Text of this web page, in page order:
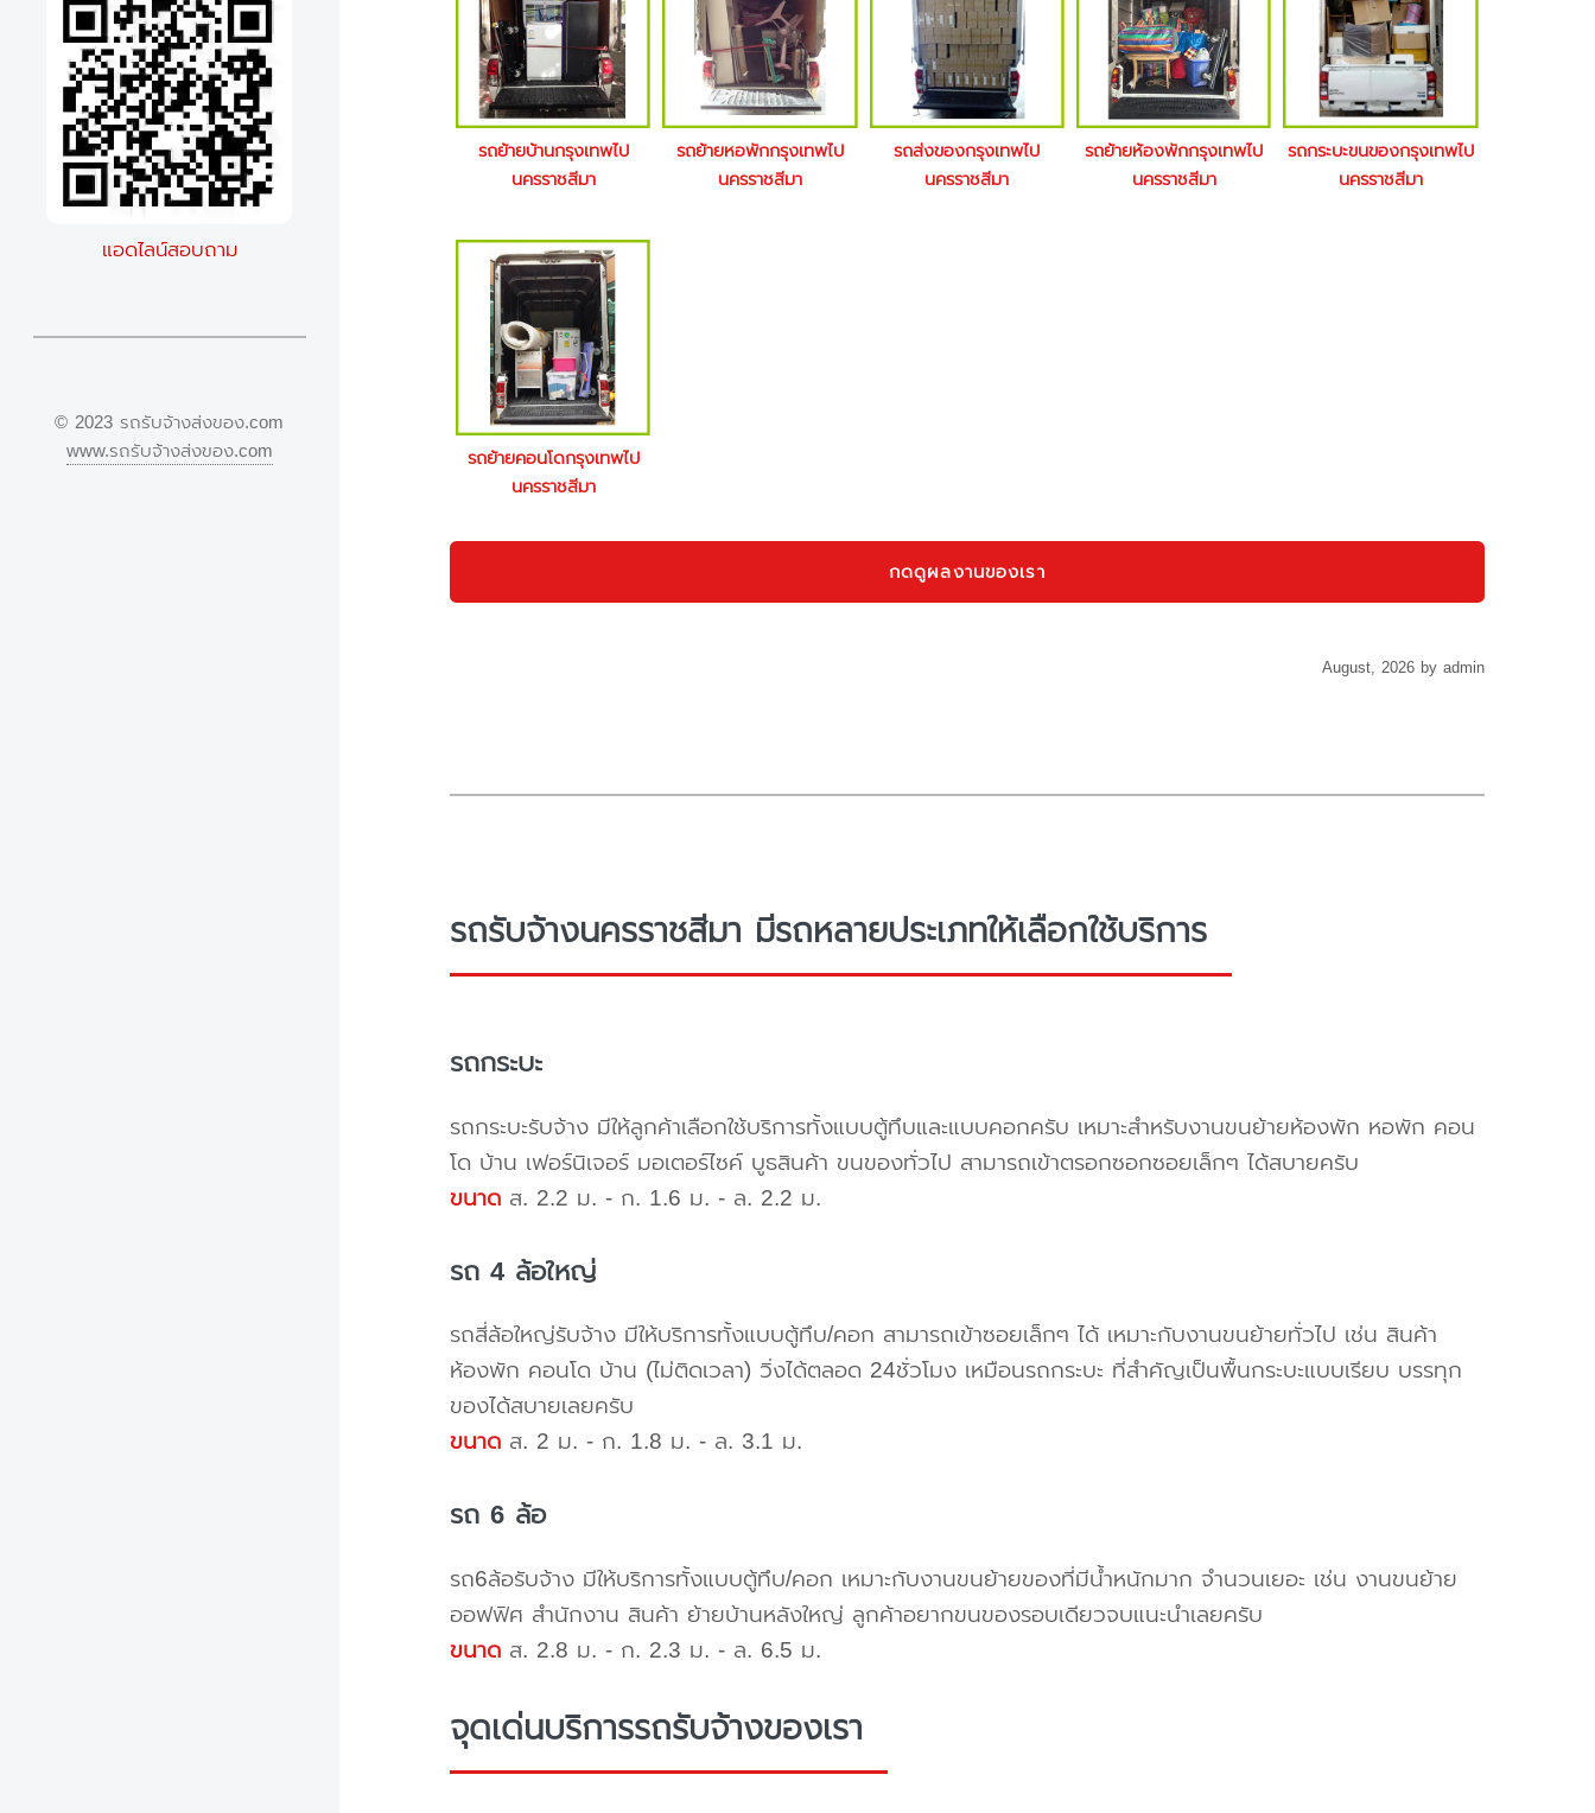
รถย้ายบ้านกรุงเทพไป
นครราชสีมา
รถย้ายหอพักกรุงเทพไป
นครราชสีมา
รถส่งของกรุงเทพไป
นครราชสีมา
รถย้ายห้องพักกรุงเทพไป
นครราชสีมา
รถกระบะขนของกรุงเทพไป
นครราชสีมา
รถย้ายคอนโดกรุงเทพไป
นครราชสีมา
กดดูผลงานของเรา
August, 2026 by admin
รถรับจ้างนครราชสีมา มีรถหลายประเภทให้เลือกใช้บริการ
รถกระบะ
รถกระบะรับจ้าง มีให้ลูกค้าเลือกใช้บริการทั้งแบบตู้ทึบและแบบคอกครับ เหมาะสำหรับงานขนย้ายห้องพัก หอพัก คอน
โด บ้าน เฟอร์นิเจอร์ มอเตอร์ไซค์ บูธสินค้า ขนของทั่วไป สามารถเข้าตรอกซอกซอยเล็กๆ ได้สบายครับ
ขนาดส. 2.2 ม. - ก. 1.6 ม. - ล. 2.2 ม.
รถ 4 ล้อใหญ่
รถสี่ล้อใหญ่รับจ้าง มีให้บริการทั้งแบบตู้ทึบ/คอก สามารถเข้าซอยเล็กๆ ได้ เหมาะกับงานขนย้ายทั่วไป เช่น สินค้า
ห้องพัก คอนโด บ้าน (ไม่ติดเวลา) วิ่งได้ตลอด 24ชั่วโมง เหมือนรถกระบะ ที่สำคัญเป็นพื้นกระบะแบบเรียบ บรรทุก
ของได้สบายเลยครับ
ขนาดส. 2 ม. - ก. 1.8 ม. - ล. 3.1 ม.
รถ 6 ล้อ
รถ6ล้อรับจ้าง มีให้บริการทั้งแบบตู้ทึบ/คอก เหมาะกับงานขนย้ายของที่มีน้ำหนักมาก จำนวนเยอะ เช่น งานขนย้าย
ออฟฟิศ สำนักงาน สินค้า ย้ายบ้านหลังใหญ่ ลูกค้าอยากขนของรอบเดียวจบแนะนำเลยครับ
ขนาดส. 2.8 ม. - ก. 2.3 ม. - ล. 6.5 ม.
จุดเด่นบริการรถรับจ้างของเรา
แอดไลน์สอบถาม
© 2023 รถรับจ้างส่งของ.com
www.รถรับจ้างส่งของ.com